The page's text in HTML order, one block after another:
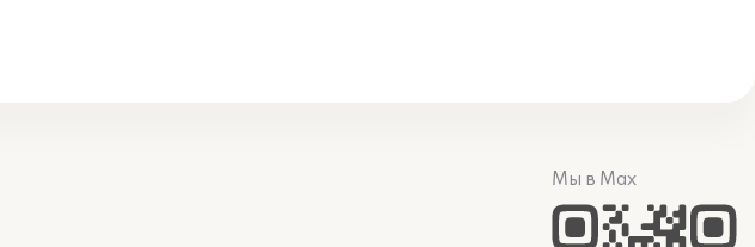
Мы в Max